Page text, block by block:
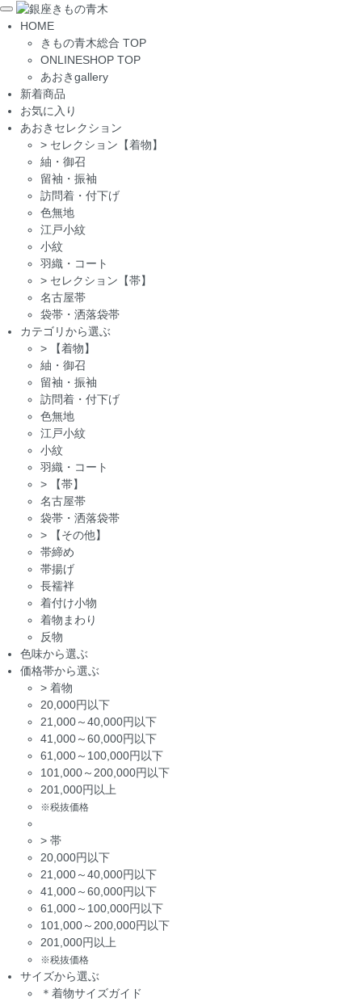
Toggle
navigation
HOME
きもの青木総合 TOP
ONLINESHOP TOP
あおきgallery
新着商品
お気に入り
あおきセレクション
> セレクション【着物】
紬・御召
留袖・振袖
訪問着・付下げ
色無地
江戸小紋
小紋
羽織・コート
> セレクション【帯】
名古屋帯
袋帯・洒落袋帯
カテゴリから選ぶ
>
【着物】
紬・御召
留袖・振袖
訪問着・付下げ
色無地
江戸小紋
小紋
羽織・コート
>
【帯】
名古屋帯
袋帯・洒落袋帯
>
【その他】
帯締め
帯揚げ
長襦袢
着付け小物
着物まわり
反物
色味から選ぶ
価格帯から選ぶ
> 着物
20,000円以下
21,000～40,000円以下
41,000～60,000円以下
61,000～100,000円以下
101,000～200,000円以下
201,000円以上
※税抜価格
> 帯
20,000円以下
21,000～40,000円以下
41,000～60,000円以下
61,000～100,000円以下
101,000～200,000円以下
201,000円以上
※税抜価格
サイズから選ぶ
＊着物サイズガイド